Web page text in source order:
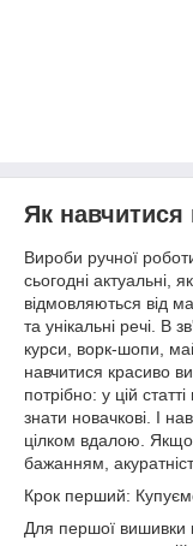
Як
Вироби ручної
сьогодні актуальні,
відмовляються від
та унікальні речі. В
курси, ворк-шопи,
навчитися красиво
потрібно: у цій
знати новачкові. І
цілком вдалою.
бажанням,
Крок перший:
Для першої вишивки